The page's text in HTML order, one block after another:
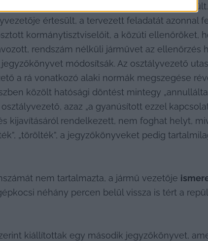
leszerelésre, azaz bevonásra
értesült, a tervezett feladatát azonnal
kormánytisztviselőit, a közúti ellenőröket,
rendszám nélküli járművet az ellenőrzés
módosítsák. Az osztályvezető
a rá vonatkozó alaki normák megszegése
közölt hatósági döntést mintegy
azaz „a gyanúsított ezzel
kijavításáról rendelkezett, nem foghat helyt,
„törölték”, a jegyzőkönyveket pedig
nem tartalmazta, a jármű vezetője
néhány percen belül vissza is tért a
kiállítottak egy második jegyzőkönyvet,